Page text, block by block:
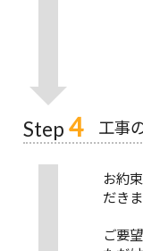
Step 4 工事
お約
だきま
ご要